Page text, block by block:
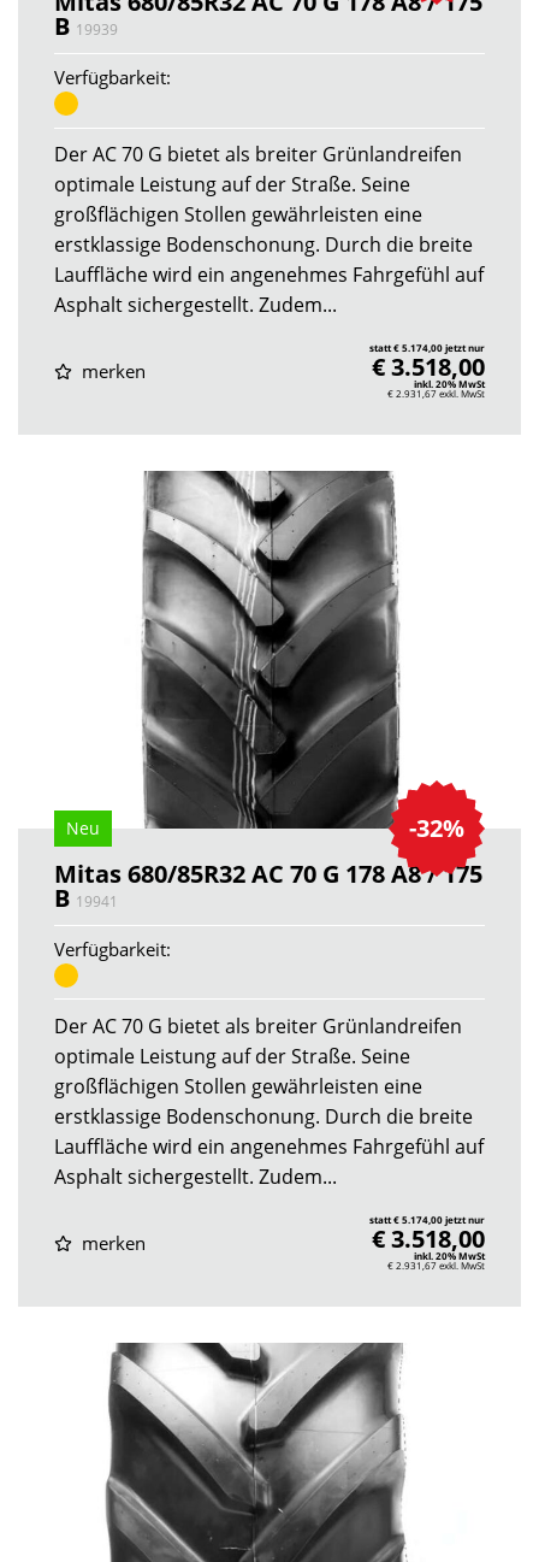
B 19939
Verfügbarkeit:
Der AC 70 G bietet als breiter Grünlandreifen
optimale Leistung auf der Straße. Seine
großflächigen Stollen gewährleisten eine
erstklassige Bodenschonung. Durch die breite
Lauffläche wird ein angenehmes Fahrgefühl auf
Asphalt sichergestellt. Zudem...
merken
statt € 5.174,00 jetzt nur
€ 3.518,00
inkl. 20% MwSt
€ 2.931,67exkl. MwSt
-32%
Neu
Mitas 680/85R32 AC 70 G 178 A8 / 175
B 19941
Verfügbarkeit:
Der AC 70 G bietet als breiter Grünlandreifen
optimale Leistung auf der Straße. Seine
großflächigen Stollen gewährleisten eine
erstklassige Bodenschonung. Durch die breite
Lauffläche wird ein angenehmes Fahrgefühl auf
Asphalt sichergestellt. Zudem...
merken
statt € 5.174,00 jetzt nur
€ 3.518,00
inkl. 20% MwSt
€ 2.931,67exkl. MwSt